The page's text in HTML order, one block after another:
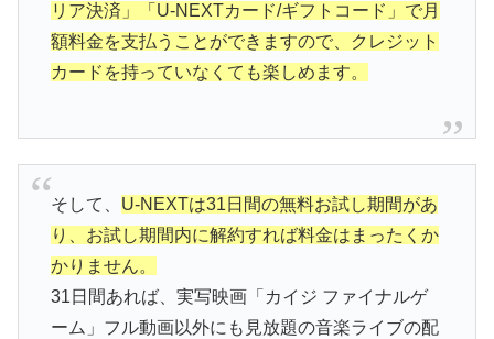
リア決済」「U-NEXTカード/ギフトコード」で月
額料金を支払うことができますので、クレジット
カードを持っていなくても楽しめます。
そして、 U-NEXTは31日間の無料お試し期間があ
り、お試し期間内に解約すれば料金はまったくか
かりません。
31日間あれば、実写映画「カイジ ファイナルゲ
ーム」フル動画以外にも見放題の音楽ライブの配